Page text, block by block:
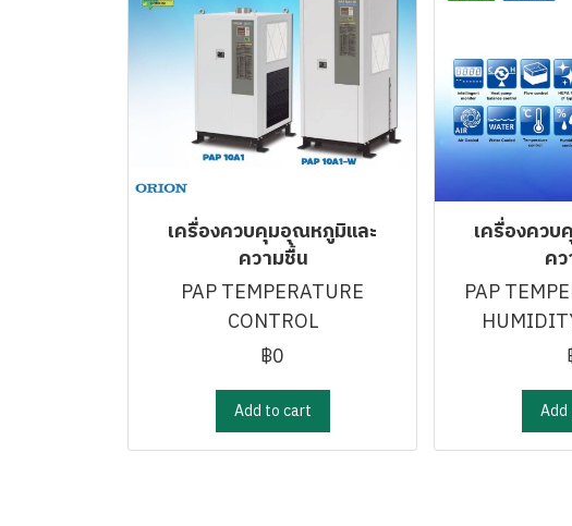
เครื่องควบคุมอุณหภูมิและ
ความชื้น
PAP TEMPERATURE
CONTROL
฿0
Add to cart
เครื่องคว
ค
PAP